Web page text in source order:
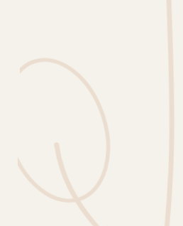
Blüten-Finder
Phänologie-Radar
Vogelstimmen
Gartenplaner